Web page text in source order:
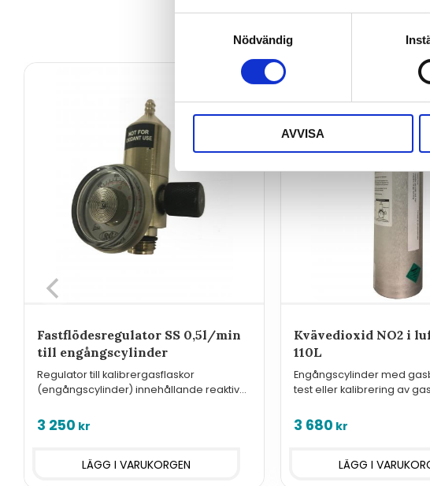
Nödvändig
AVVISA
Fastflödesregulator SS 0,5l/min
till engångscylinder
Regulator till kalibrergasflaskor
(engångscylinder) innehållande reaktiva
3 250 kr
Kvävedioxid NO2 i
110L
Engångscylinder med
test eller kalibrering av
3 680 kr